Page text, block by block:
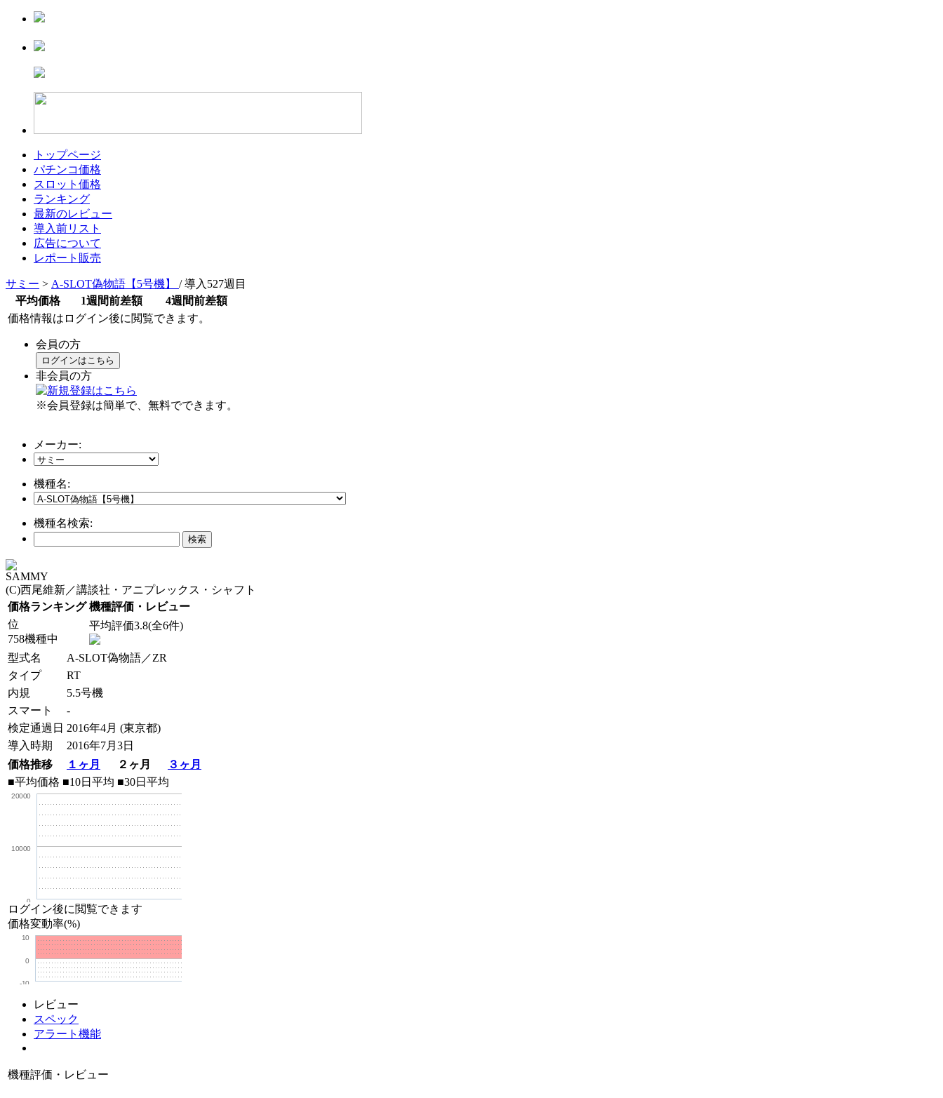
トップページ
パチンコ価格
スロット価格
ランキング
最新のレビュー
導入前リスト
広告について
レポート販売
サミー > A-SLOT偽物語【5号機】 / 導入527週目
平均価格
1週間前差額
4週間前差額
価格情報はログイン後に閲覧できます。
会員の方
ログインはこちら
非会員の方
※会員登録は簡単で、無料でできます。
メーカー:
機種名:
機種名検索:
SAMMY
(C)西尾維新／講談社・アニプレックス・シャフト
価格ランキング 機種評価・レビュー
位
758機種中
平均評価3.8(全6件)
型式名
A-SLOT偽物語／ZR
タイプ
RT
内規
5.5号機
スマート
-
検定通過日 2016年4月 (東京都)
導入時期
2016年7月3日
価格推移
１ヶ月 ２ヶ月
３ヶ月
■平均価格 ■10日平均 ■30日平均
0
10000
20000
ログイン後に閲覧できます
価格変動率(%)
-10
0
10
レビュー
スペック
アラート機能
機種評価・レビュー